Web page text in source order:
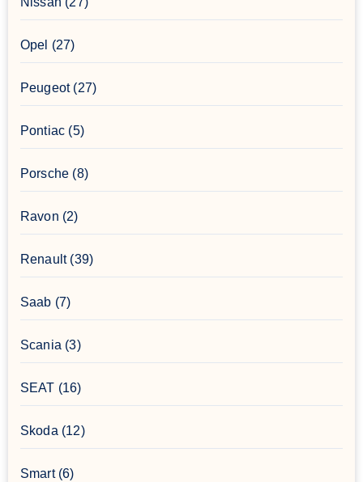
Opel (27)
Peugeot(27)
Pontiac (5)
Porsche (8)
Ravon (2)
Renault(39)
Saab (7)
Scania(3)
SEAT (16)
Skoda(12)
Smart(6)